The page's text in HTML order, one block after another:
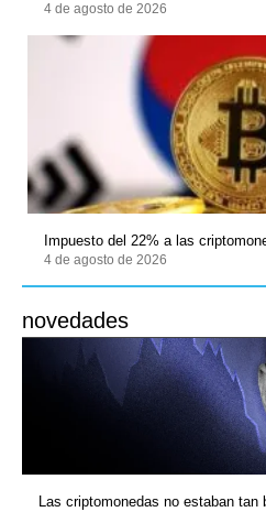
4 de agosto de 2026
Impuesto del 22% a las
4 de agosto de 2026
novedades
Las criptomonedas no estaban tan